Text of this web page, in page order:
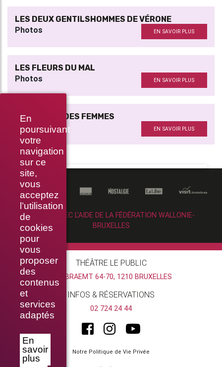
En
poursuivant
votre
navigation
sur ce
site,
vous
acceptez
l’utilisation
de
cookies
pour
vous
proposer
des
contenus
et
services
adaptés
En
savoir
plus
LES DEUX GENTILSHOMMES DE VÉRONE
Photos EN SAVOIR PLUS
LES FLEURS DU MAL
Photos EN SAVOIR PLUS
TROIS GRANDES FEMMES
Photos EN SAVOIR PLUS
RÉALISÉ AVEC L’AIDE DE LA FÉDÉRATION WALLONIE-
BRUXELLES
THÉÂTRE LE PUBLIC
RUE BRAEMT 64-70, 1210 BRUXELLES
INFOS & RÉSERVATIONS
02 724 24 44
Notre Politique de Vie Privée